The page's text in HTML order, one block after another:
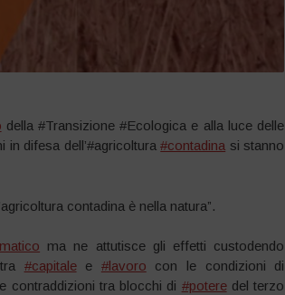
della #Transizione #Ecologica e alla luce delle
in difesa dell’#agricoltura#contadina si stanno
contadina è nella natura”.
ma ne attutisce gli effetti custodendo
#capitalee #lavoro con le condizioni di
contraddizioni tra blocchi di #poteredel terzo